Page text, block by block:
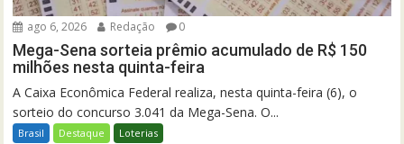
ago 6, 2026 Redação 0
Mega-Sena sorteia prêmio acumulado de R$ 150
milhões nesta quinta-feira
A Caixa Econômica Federal realiza, nesta quinta-feira (6), o
sorteio do concurso 3.041 da Mega-Sena. O...
Brasil Destaque Loterias